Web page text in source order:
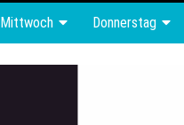
Mittwoch Donnerstag